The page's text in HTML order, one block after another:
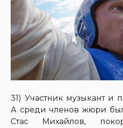
31) Участник музыкант и
А среди членов жюри
Стас Михайлов,